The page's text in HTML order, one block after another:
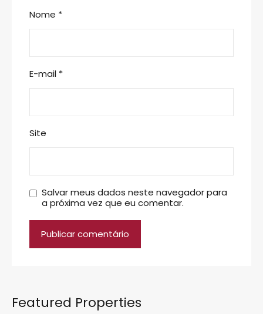
Nome *
E-mail *
Site
Salvar meus dados neste navegador para
a próxima vez que eu comentar.
Featured Properties